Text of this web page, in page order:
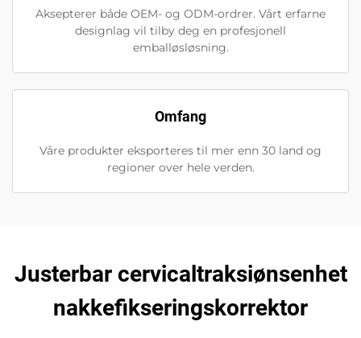
Aksepterer både OEM- og ODM-ordrer. Vårt erfarne
designlag vil tilby deg en profesjonell
emballøsløsning.
Omfang
Våre produkter eksporteres til mer enn 30 land og
regioner over hele verden.
Justerbar cervicaltraksiønsenhet
nakkefikseringskorrektor